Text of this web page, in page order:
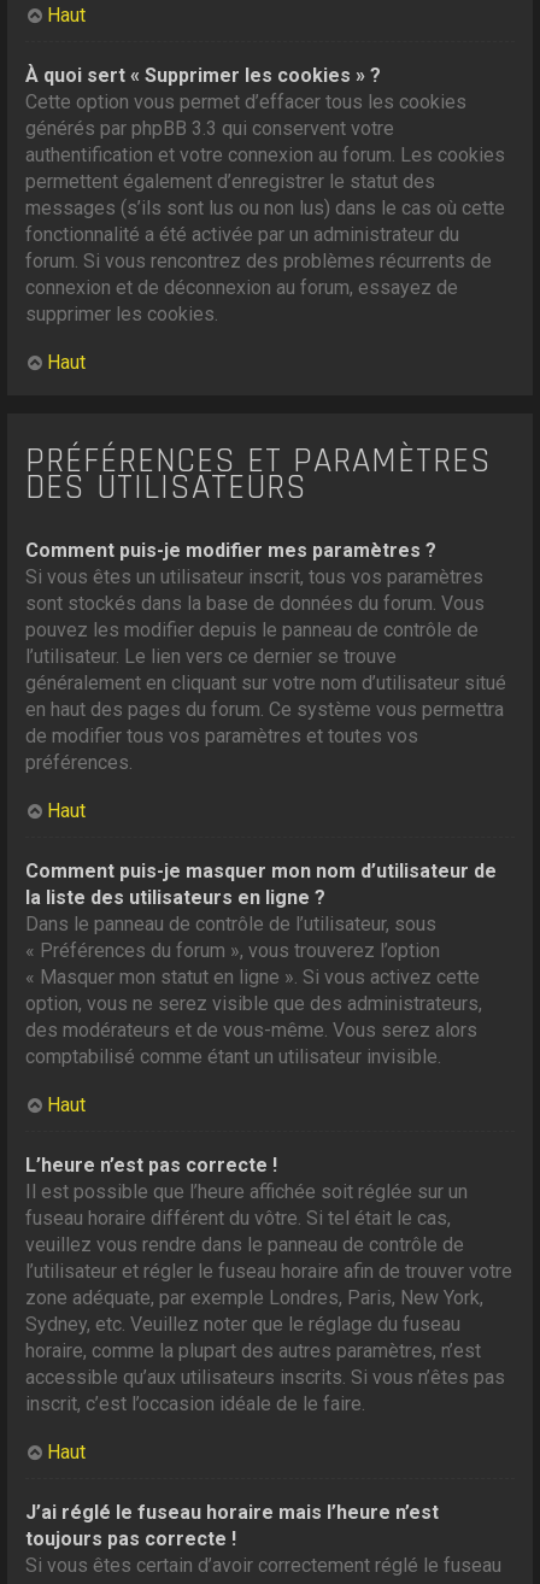
Haut
À quoi sert « Supprimer les cookies » ?
Cette option vous permet d’effacer tous les cookies
générés par phpBB 3.3 qui conservent votre
authentification et votre connexion au forum. Les cookies
permettent également d’enregistrer le statut des
messages (s’ils sont lus ou non lus) dans le cas où cette
fonctionnalité a été activée par un administrateur du
forum. Si vous rencontrez des problèmes récurrents de
connexion et de déconnexion au forum, essayez de
supprimer les cookies.
Haut
PRÉFÉRENCES ET PARAMÈTRES
DES UTILISATEURS
Comment puis-je modifier mes paramètres ?
Si vous êtes un utilisateur inscrit, tous vos paramètres
sont stockés dans la base de données du forum. Vous
pouvez les modifier depuis le panneau de contrôle de
l’utilisateur. Le lien vers ce dernier se trouve
généralement en cliquant sur votre nom d’utilisateur situé
en haut des pages du forum. Ce système vous permettra
de modifier tous vos paramètres et toutes vos
préférences.
Haut
Comment puis-je masquer mon nom d’utilisateur de
la liste des utilisateurs en ligne ?
Dans le panneau de contrôle de l’utilisateur, sous
« Préférences du forum », vous trouverez l’option
« Masquer mon statut en ligne ». Si vous activez cette
option, vous ne serez visible que des administrateurs,
des modérateurs et de vous-même. Vous serez alors
comptabilisé comme étant un utilisateur invisible.
Haut
L’heure n’est pas correcte !
Il est possible que l’heure affichée soit réglée sur un
fuseau horaire différent du vôtre. Si tel était le cas,
veuillez vous rendre dans le panneau de contrôle de
l’utilisateur et régler le fuseau horaire afin de trouver votre
zone adéquate, par exemple Londres, Paris, New York,
Sydney, etc. Veuillez noter que le réglage du fuseau
horaire, comme la plupart des autres paramètres, n’est
accessible qu’aux utilisateurs inscrits. Si vous n’êtes pas
inscrit, c’est l’occasion idéale de le faire.
Haut
J’ai réglé le fuseau horaire mais l’heure n’est
toujours pas correcte !
Si vous êtes certain d’avoir correctement réglé le fuseau